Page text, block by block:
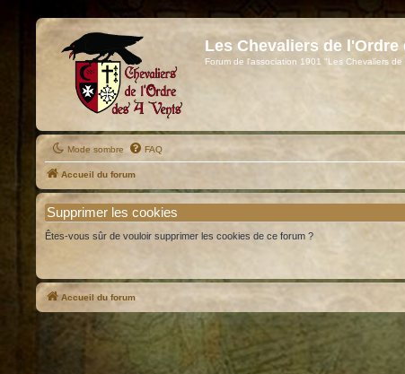
Les Chevaliers de l'Ordre
Forum de l'association 1901 "Les Chevaliers de
Mode sombre FAQ
Accueil du forum
Supprimer les cookies
Êtes-vous sûr de vouloir supprimer les cookies de ce forum ?
Accueil du forum